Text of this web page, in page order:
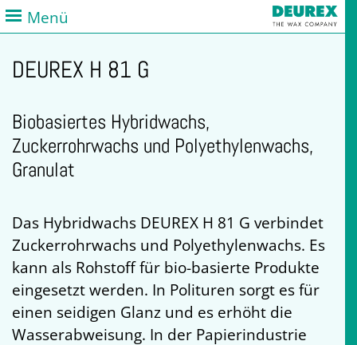
Menü
DEUREX H 81 G
Biobasiertes Hybridwachs,
Zuckerrohrwachs und Polyethylenwachs,
Granulat
Das Hybridwachs DEUREX H 81 G verbindet
Zuckerrohrwachs und Polyethylenwachs. Es
kann als Rohstoff für bio-basierte Produkte
eingesetzt werden. In Polituren sorgt es für
einen seidigen Glanz und es erhöht die
Wasserabweisung. In der Papierindustrie